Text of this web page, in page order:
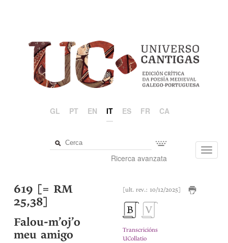
GL PT EN IT ES FR CA
Ricerca avanzata
[ult. rev.: 10/12/2025]
Transcricións
UCollatio
619 [= RM
25,38]
Falou-m’oj’o
meu amigo